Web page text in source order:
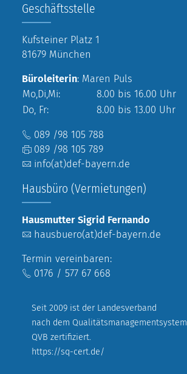
Geschäftsstelle
Kufsteiner Platz 1
81679 München
Büroleiterin: Maren Puls
Mo,Di,Mi:
8.00 bis 16.00 Uhr
Do, Fr:
8.00 bis 13.00 Uhr
089 /98 105 788
089 /98 105 789
info(at)def-bayern.de
Hausbüro (Vermietungen)
Hausmutter Sigrid Fernando
hausbuero(at)def-bayern.de
Termin vereinbaren:
0176 / 577 67 668
Seit 2009 ist der Landesverband
nach dem Qualitätsmanagementsystem
QVB zertifiziert.
https://sq-cert.de/